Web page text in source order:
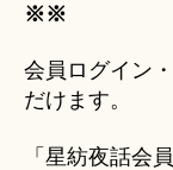
※※
会員ログイン
だけます。
「星紡夜話会